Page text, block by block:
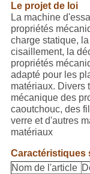
Le projet de loi
La machine
propriétés
charge statique,
cisaillement, la
propriétés
adapté pour les
matériaux. Divers
mécanique des
caoutchouc, des
verre et d'autres
matériaux
Caractéristiques
Nom de l'article